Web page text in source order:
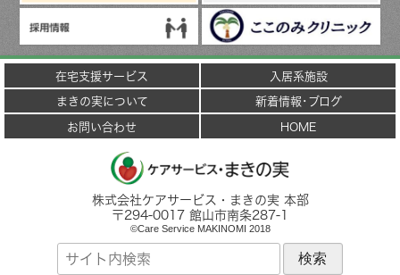
在宅支援サービス
入居系施設
まきの実について
新着情報･ブログ
お問い合わせ
HOME
株式会社ケアサービス・まきの実 本部
〒294-0017 館山市南条287-1
©Care Service MAKINOMI 2018
サ
ト